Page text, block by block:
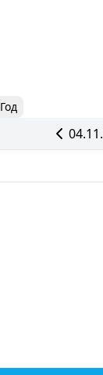
Год